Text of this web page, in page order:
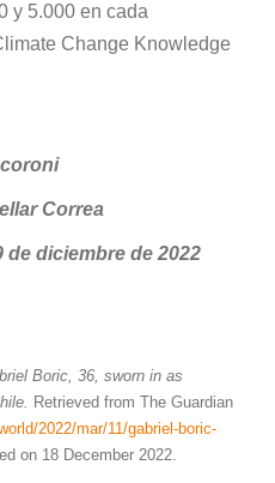
y 5.000 en cada
Change Knowledge
Correa
de diciembre de 2022
Boric, 36, sworn in as
Retrieved from The Guardian
2022/mar/11/gabriel-boric-
on 18 December 2022.